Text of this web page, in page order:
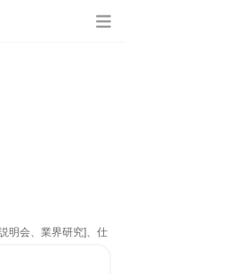
明会、業界研究]、仕